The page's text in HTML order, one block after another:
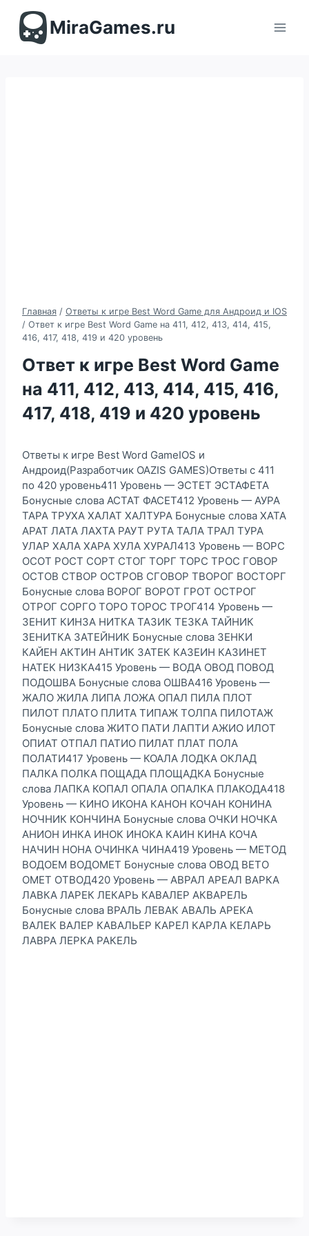
содержимомуMiraGames.ru
Главная / Ответы к игре Best Word Game для Андроид и IOS
/ Ответ к игре Best Word Game на 411, 412, 413, 414, 415,
416, 417, 418, 419 и 420 уровень
Ответ к игре Best Word Game
на 411, 412, 413, 414, 415, 416,
417, 418, 419 и 420 уровень
Ответы к игре Best Word GameIOS и
Андроид(Разработчик OAZIS GAMES)Ответы с 411
по 420 уровень411 Уровень — ЭСТЕТ ЭСТАФЕТА
Бонусные слова АСТАТ ФАСЕТ412 Уровень — АУРА
ТАРА ТРУХА ХАЛАТ ХАЛТУРА Бонусные слова ХАТА
АРАТ ЛАТА ЛАХТА РАУТ РУТА ТАЛА ТРАЛ ТУРА
УЛАР ХАЛА ХАРА ХУЛА ХУРАЛ413 Уровень — ВОРС
ОСОТ РОСТ СОРТ СТОГ ТОРГ ТОРС ТРОС ГОВОР
ОСТОВ СТВОР ОСТРОВ СГОВОР ТВОРОГ ВОСТОРГ
Бонусные слова ВОРОГ ВОРОТ ГРОТ ОСТРОГ
ОТРОГ СОРГО ТОРО ТОРОС ТРОГ414 Уровень —
ЗЕНИТ КИНЗА НИТКА ТАЗИК ТЕЗКА ТАЙНИК
ЗЕНИТКА ЗАТЕЙНИК Бонусные слова ЗЕНКИ
КАЙЕН АКТИН АНТИК ЗАТЕК КАЗЕИН КАЗИНЕТ
НАТЕК НИЗКА415 Уровень — ВОДА ОВОД ПОВОД
ПОДОШВА Бонусные слова ОШВА416 Уровень —
ЖАЛО ЖИЛА ЛИПА ЛОЖА ОПАЛ ПИЛА ПЛОТ
ПИЛОТ ПЛАТО ПЛИТА ТИПАЖ ТОЛПА ПИЛОТАЖ
Бонусные слова ЖИТО ПАТИ ЛАПТИ АЖИО ИЛОТ
ОПИАТ ОТПАЛ ПАТИО ПИЛАТ ПЛАТ ПОЛА
ПОЛАТИ417 Уровень — КОАЛА ЛОДКА ОКЛАД
ПАЛКА ПОЛКА ПОЩАДА ПЛОЩАДКА Бонусные
слова ЛАПКА КОПАЛ ОПАЛА ОПАЛКА ПЛАКОДА418
Уровень — КИНО ИКОНА КАНОН КОЧАН КОНИНА
НОЧНИК КОНЧИНА Бонусные слова ОЧКИ НОЧКА
АНИОН ИНКА ИНОК ИНОКА КАИН КИНА КОЧА
НАЧИН НОНА ОЧИНКА ЧИНА419 Уровень — МЕТОД
ВОДОЕМ ВОДОМЕТ Бонусные слова ОВОД ВЕТО
ОМЕТ ОТВОД420 Уровень — АВРАЛ АРЕАЛ ВАРКА
ЛАВКА ЛАРЕК ЛЕКАРЬ КАВАЛЕР АКВАРЕЛЬ
Бонусные слова ВРАЛЬ ЛЕВАК АВАЛЬ АРЕКА
ВАЛЕК ВАЛЕР КАВАЛЬЕР КАРЕЛ КАРЛА КЕЛАРЬ
ЛАВРА ЛЕРКА РАКЕЛЬ